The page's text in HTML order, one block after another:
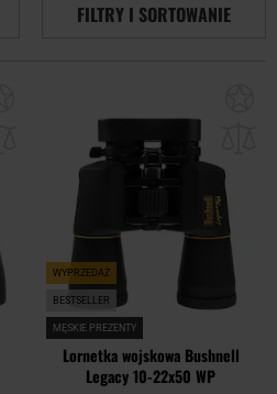
FILTRY I SORTOWANIE
WYPRZEDAŻ
BESTSELLER
MĘSKIE PREZENTY
Lornetka wojskowa Bushnell
Legacy 10-22x50 WP